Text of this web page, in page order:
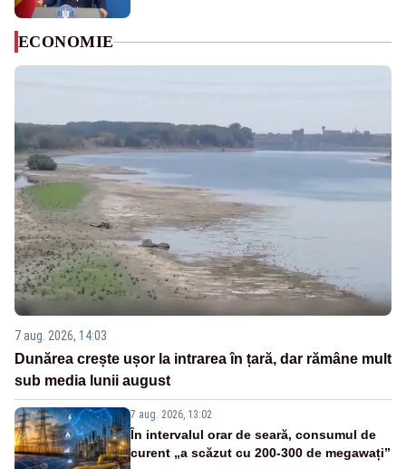
ECONOMIE
7 aug. 2026, 14:03
Dunărea crește ușor la intrarea în țară, dar rămâne mult
sub media lunii august
7 aug. 2026, 13:02
În intervalul orar de seară, consumul de
curent „a scăzut cu 200-300 de megawați”